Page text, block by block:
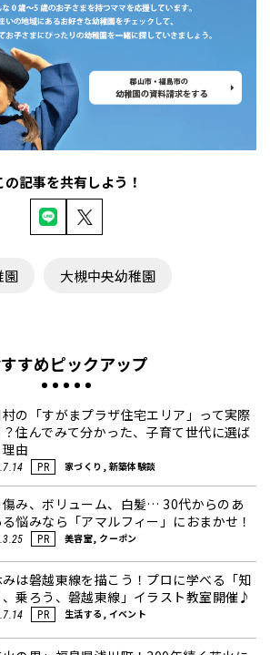
の記事を共有しよう！
園 大槻中央幼稚園
すめピックアップ
の「すがまプラザ住宅エリア」って実際
？住んでみて分かった、子育て世代に選ば
由
PR 家づくり, 新築体験談
傷み、ボリューム、白髪… 30代からのあ
悩みなら「アマルフィー」におまかせ！
PR 美容室, クーポン
は磐越東線を描こう！プロに学べる「知
、乗ろう、磐越東線」イラスト教室開催♪
PR 生活する, イベント